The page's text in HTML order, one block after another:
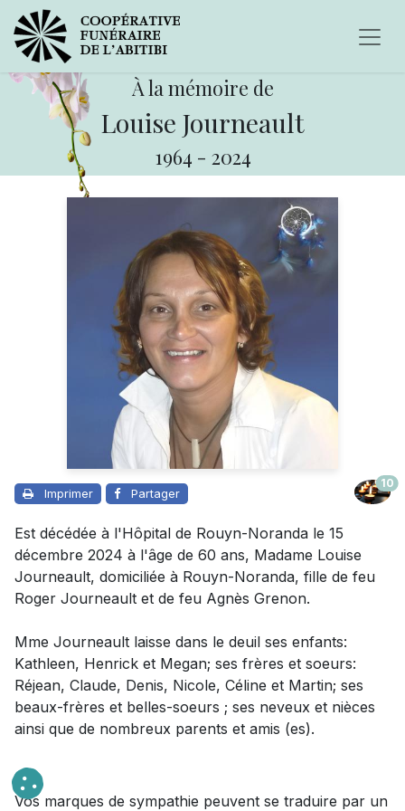
À la mémoire de
Louise Journeault
1964 - 2024
Imprimer Partager
10
Est décédée à l'Hôpital de Rouyn-Noranda le 15
décembre 2024 à l'âge de 60 ans, Madame Louise
Journeault, domiciliée à Rouyn-Noranda, fille de feu
Roger Journeault et de feu Agnès Grenon.
Mme Journeault laisse dans le deuil ses enfants:
Kathleen, Henrick et Megan; ses frères et soeurs:
Réjean, Claude, Denis, Nicole, Céline et Martin; ses
beaux-frères et belles-soeurs ; ses neveux et nièces
ainsi que de nombreux parents et amis (es).
Vos marques de sympathie peuvent se traduire par un